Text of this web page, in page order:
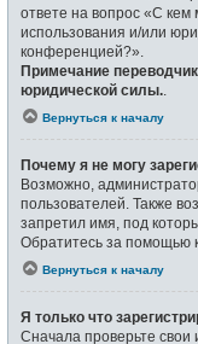
ответе на вопрос «С кем
использования и/или
конференцией?».
Примечание
юридической силы.
Вернуться к началу
Почему я не могу
Возможно,
пользователей. Также
запретил имя, под
Обратитесь за помощью
Вернуться к началу
Я только что
Сначала проверьте свои